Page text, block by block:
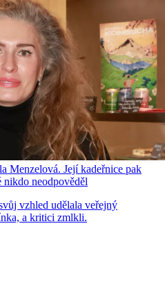
Menzelová. Její kadeřnice pak
nikdo neodpověděl
vzhled udělala veřejný
a kritici zmlkli.